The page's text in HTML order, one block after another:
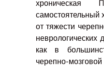
хроническая
самостоятельный
от тяжести
неврологических
как в
черепно-